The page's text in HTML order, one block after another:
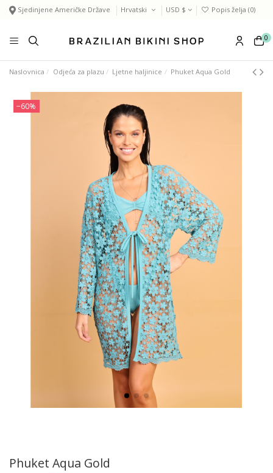
Sjedinjene Američke Države Hrvatski USD $ Popis želja (0)
0
Naslovnica Odjeća za plazu Ljetne haljinice Phuket Aqua Gold
−60%
Phuket Aqua Gold